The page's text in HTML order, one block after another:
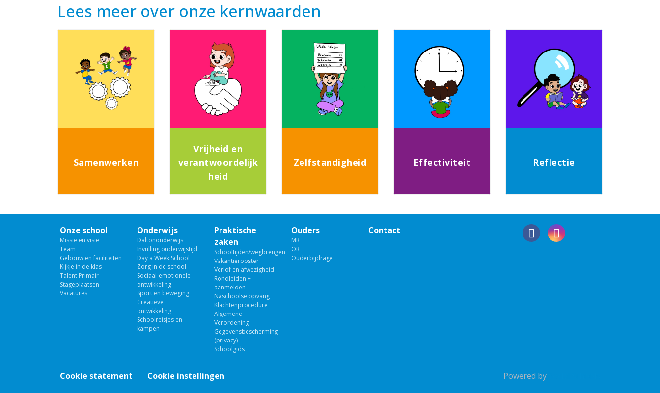
Lees meer over onze kernwaarden
Samenwerken
Vrijheid en
verantwoordelijk
heid
Zelfstandigheid Effectiviteit Reflectie
Onze school
Missie en visie
Team
Gebouw en faciliteiten
Kijkje in de klas
Talent Primair
Stageplaatsen
Vacatures
Onderwijs
Daltononderwijs
Invulling onderwijstijd
Day a Week School
Zorg in de school
Sociaal-emotionele
ontwikkeling
Sport en beweging
Creatieve
ontwikkeling
Schoolreisjes en -
kampen
Praktische
zaken
Schooltijden/wegbrengen
Vakantierooster
Verlof en afwezigheid
Rondleiden +
aanmelden
Naschoolse opvang
Klachtenprocedure
Algemene
Verordening
Gegevensbescherming
(privacy)
Schoolgids
Ouders
MR
OR
Ouderbijdrage
Contact
Cookie statement Cookie instellingen Powered by